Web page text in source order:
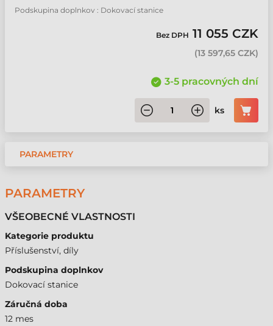
Podskupina doplnkov : Dokovací stanice
Bez DPH 11 055 CZK
(13 597,65 CZK)
3-5 pracovných dní
ks
PARAMETRY
PARAMETRY
VŠEOBECNÉ VLASTNOSTI
Kategorie produktu
Příslušenství, díly
Podskupina doplnkov
Dokovací stanice
Záručná doba
12 mes